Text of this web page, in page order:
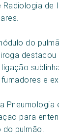
do
e
para
do pulmão.